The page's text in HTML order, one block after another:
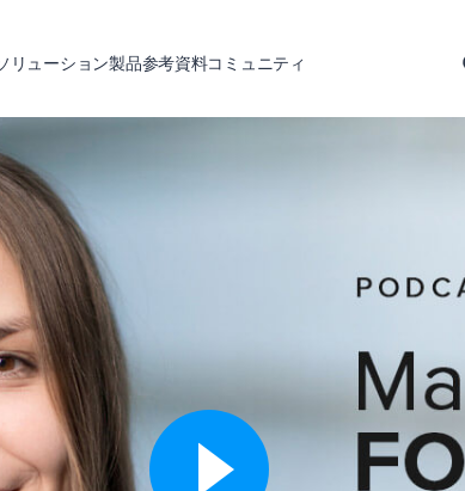
リューション製品参考資料コミュニティ